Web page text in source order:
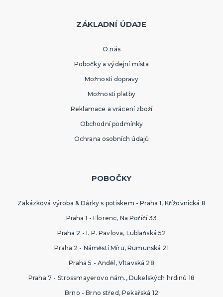
ZÁKLADNÍ ÚDAJE
O nás
Pobočky a výdejní místa
Možnosti dopravy
Možnosti platby
Reklamace a vrácení zboží
Obchodní podmínky
Ochrana osobních údajů
POBOČKY
Zakázková výroba & Dárky s potiskem - Praha 1, Křížovnická 8
Praha 1 - Florenc, Na Poříčí 33
Praha 2 - I. P. Pavlova, Lublaňská 52
Praha 2 - Náměstí Míru, Rumunská 21
Praha 5 - Anděl, Vltavská 28
Praha 7 - Strossmayerovo nám., Dukelských hrdinů 18
Brno - Brno střed, Pekařská 12